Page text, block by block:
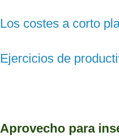
Los costes a corto
Ejercicios de
Aprovecho para